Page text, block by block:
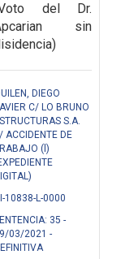
del Dr.
sin
DIEGO
C/ LO BRUNO
S.A.
ACCIDENTE DE
(l)
10838-L-0000
35 -
03/2021 -